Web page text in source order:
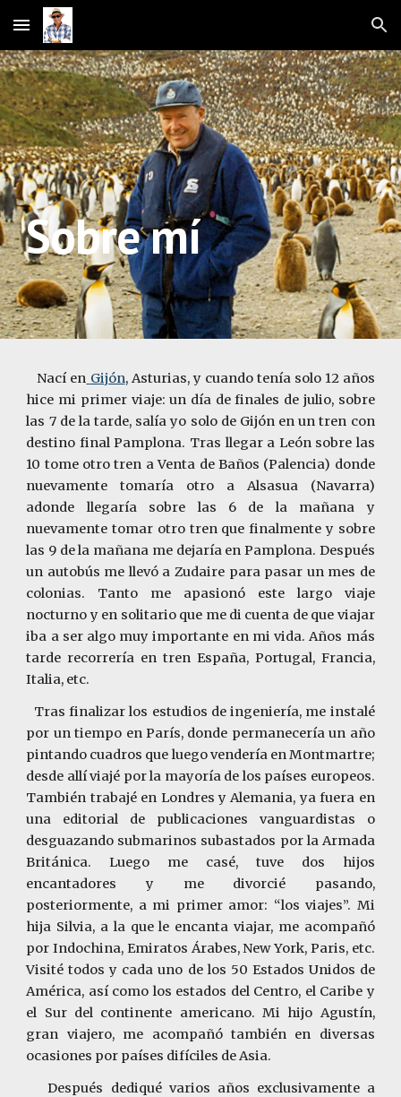
Skip to main content Skip to navigation
Sobre mí
Nací en Gijón, Asturias, y cuando tenía solo 12 años
hice mi primer viaje: un día de finales de julio, sobre
las 7 de la tarde, salía yo solo de Gijón en un tren con
destino final Pamplona. Tras llegar a León sobre las
10 tome otro tren a Venta de Baños (Palencia) donde
nuevamente tomaría otro a Alsasua (Navarra)
adonde llegaría sobre las 6 de la mañana y
nuevamente tomar otro tren que finalmente y sobre
las 9 de la mañana me dejaría en Pamplona. Después
un autobús me llevó a Zudaire para pasar un mes de
colonias. Tanto me apasionó este largo viaje
nocturno y en solitario que me di cuenta de que viajar
iba a ser algo muy importante en mi vida. Años más
tarde recorrería en tren España, Portugal, Francia,
Italia, etc.
Tras finalizar los estudios de ingeniería, me instalé
por un tiempo en París, donde permanecería un año
pintando cuadros que luego vendería en Montmartre;
desde allí viajé por la mayoría de los países europeos.
También trabajé en Londres y Alemania, ya fuera en
una editorial de publicaciones vanguardistas o
desguazando submarinos subastados por la Armada
Británica. Luego me casé, tuve dos hijos
encantadores y me divorcié pasando,
posteriormente, a mi primer amor: “los viajes”. Mi
hija Silvia, a la que le encanta viajar, me acompañó
por Indochina, Emiratos Árabes, New York, Paris, etc.
Visité todos y cada uno de los 50 Estados Unidos de
América, así como los estados del Centro, el Caribe y
el Sur del continente americano. Mi hijo Agustín,
gran viajero, me acompañó también en diversas
ocasiones por países difíciles de Asia.
Después dediqué varios años exclusivamente a